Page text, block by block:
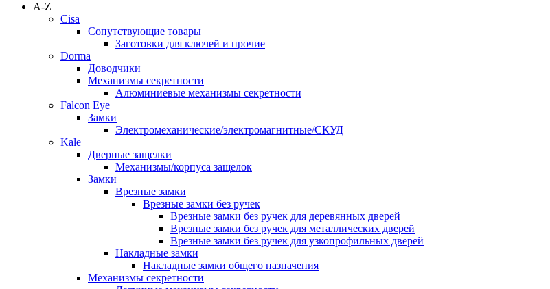
A-Z
Cisa
Сопутствующие товары
Заготовки для ключей и прочие
Dorma
Доводчики
Механизмы секретности
Алюминиевые механизмы секретности
Falcon Eye
Замки
Электромеханические/электромагнитные/СКУД
Kale
Дверные защелки
Механизмы/корпуса защелок
Замки
Врезные замки
Врезные замки без ручек
Врезные замки без ручек для деревянных дверей
Врезные замки без ручек для металлических дверей
Врезные замки без ручек для узкопрофильных дверей
Накладные замки
Накладные замки общего назначения
Механизмы секретности